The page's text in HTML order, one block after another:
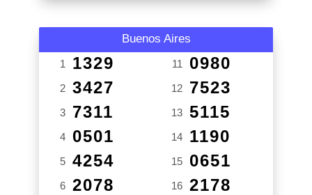
Buenos Aires
1 1329
2 3427
3 7311
4 0501
5 4254
6 2078
11 0980
12 7523
13 5115
14 1190
15 0651
16 2178